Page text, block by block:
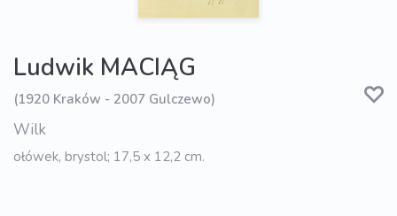
Ludwik MACIĄG
(1920 Kraków - 2007 Gulczewo)
Wilk
ołówek, brystol; 17,5 x 12,2 cm.